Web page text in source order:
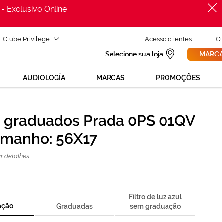
Exclusivo Online
Clube Privilege Acesso clientes O
Selecione sua loja
AUDIOLOGÍA MARCAS PROMOÇÕES
PROCURAR
de ajuda para mudar os teus óculos?
para nós GRÁTIS no número800 114 297
uma
Prada 0PS 01QV
56X17
detalhes
Graduadas
Filtro de luz azul
sem graduação